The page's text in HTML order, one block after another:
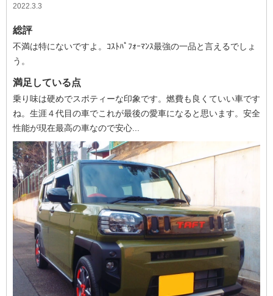
2022.3.3
総評
不満は特にないですよ。ｺｽﾄﾊﾟﾌｫｰﾏﾝｽ最強の一品と言えるでしょ
う。
満足している点
乗り味は硬めでスポティーな印象です。燃費も良くていい車です
ね。生涯４代目の車でこれが最後の愛車になると思います。安全
性能が現在最高の車なので安心...